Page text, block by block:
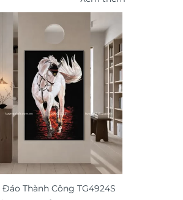
Đáo Thành Công TG4924S